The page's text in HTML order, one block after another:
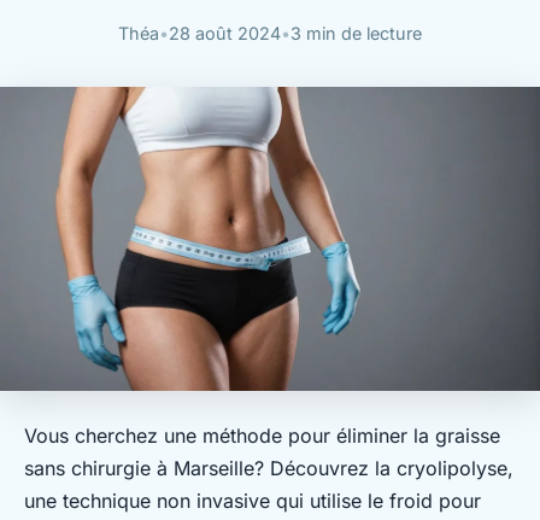
Théa•28 août 2024•3 min de lecture
Vous cherchez une méthode pour éliminer la graisse
sans chirurgie à Marseille? Découvrez la cryolipolyse,
une technique non invasive qui utilise le froid pour